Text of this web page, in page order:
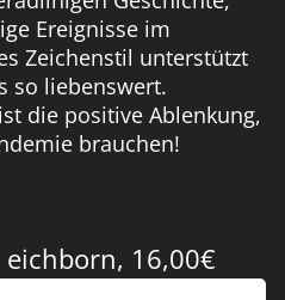
Ereignisse im
Zeichenstil unterstützt
so liebenswert.
die positive Ablenkung,
brauchen!
16,00€